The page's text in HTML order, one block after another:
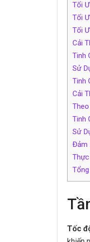
Tối
Tối
Tối
Cải
Tinh
Sử
Tinh
Cải
Tinh
Sử
Đảm
Tốc